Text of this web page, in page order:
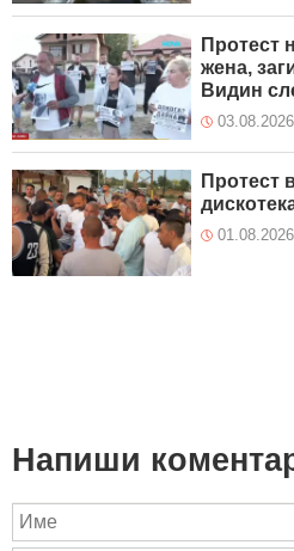
Протест
жена,
Видин
03.08.2026
Протест
01.08.2026
Напиши